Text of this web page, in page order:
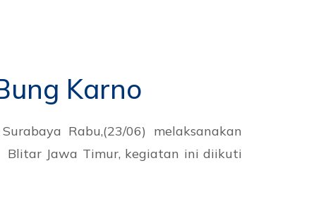
Karno
Rabu,(23/06) melaksanakan
Blitar Jawa Timur, kegiatan ini diikuti